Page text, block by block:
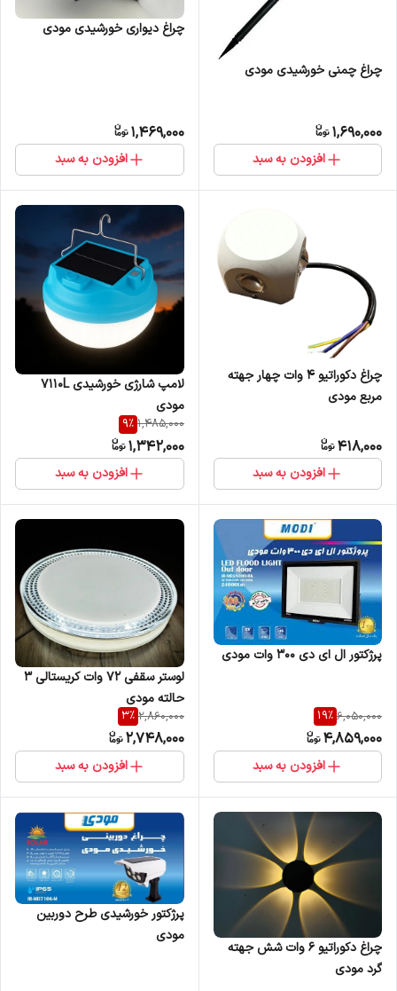
چراغ چمنی خورشیدی مودی
1,690,000
افزودن به سبد
چراغ دیواری خورشیدی مودی
1,469,000
افزودن به سبد
چراغ دکوراتیو ۴ وات چهار جهته
مربع مودی
418,000
افزودن به سبد
لامپ شارژی خورشیدی 7110L
مودی
1,485,000
9%
1,342,000
افزودن به سبد
پرژکتور ال ای دی 300 وات مودی
6,050,000
19%
4,859,000
افزودن به سبد
لوستر سقفی 72 وات کریستالی 3
حالته مودی
2,860,000
3%
2,748,000
افزودن به سبد
چراغ دکوراتیو ۶ وات شش جهته
گرد مودی
پرژکتور خورشیدی طرح دوربین
مودی